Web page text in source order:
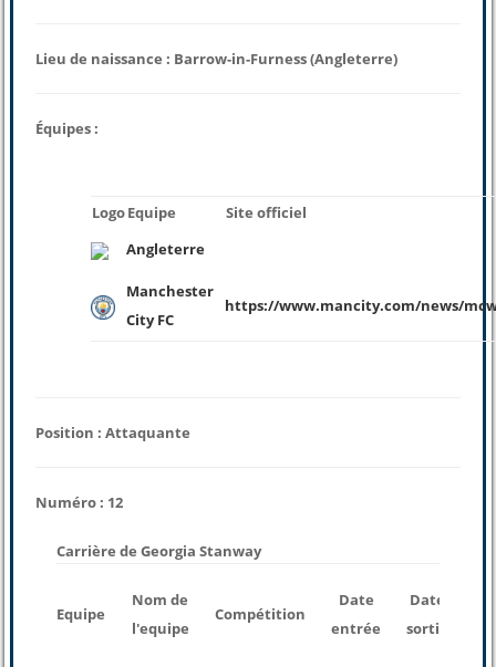
Lieu de naissance : Barrow-in-Furness (Angleterre)
Équipes :
LogoEquipe
Site officiel
Angleterre
Manchester
City FC
https://www.mancity.com/news/
Position : Attaquante
Numéro : 12
Carrière de Georgia Stanway
Equipe
Nom de
l'equipe
Compétition
Date
entrée
Date
sortie